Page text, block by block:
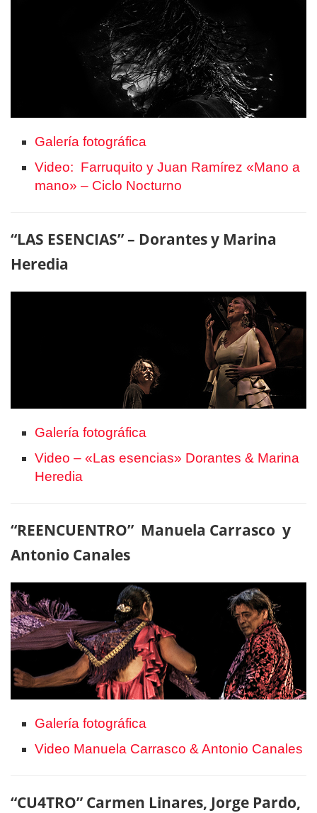
Galería fotográfica
Video: Farruquito y Juan Ramírez «Mano a
mano» – Ciclo Nocturno
“LAS ESENCIAS” – Dorantes y Marina
Heredia
Galería fotográfica
Video – «Las esencias» Dorantes & Marina
Heredia
“REENCUENTRO” Manuela Carrasco y
Antonio Canales
Galería fotográfica
Video Manuela Carrasco & Antonio Canales
“CU4TRO” Carmen Linares, Jorge Pardo,